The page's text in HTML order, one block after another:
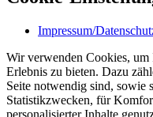
Impressum/
Wir verwenden Cookies, um
Erlebnis zu bieten. Dazu
Seite notwendig sind, sowie
Statistikzwecken, für
personalisierter Inhalte